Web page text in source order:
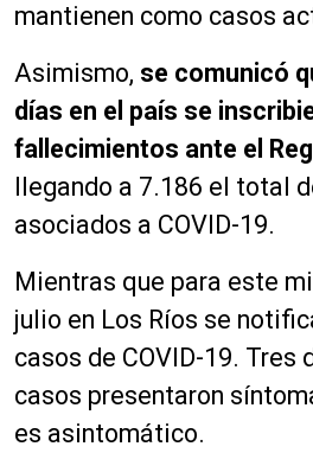
mantienen como casos
Asimismo, se comunicó
días en el país se
fallecimientos ante el
llegando a 7.186 el total
asociados a COVID-19.
Mientras que para este
julio en Los Ríos se
casos de COVID-19. Tres
casos presentaron
es asintomático.